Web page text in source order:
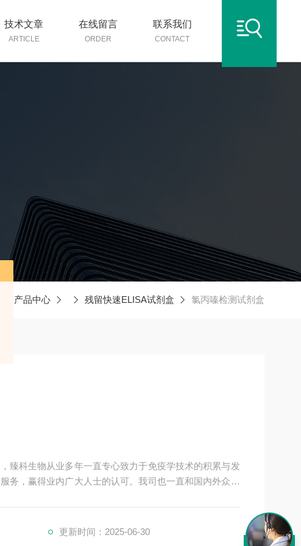
技术文章
ARTICLE
在线留言
ORDER
联系我们
CONTACT
产品中心 残留快速ELISA试剂盒 氯丙嗪检测试剂盒
臻科生物从业多年一直专心致力于免疫学技术的积累与发
务，赢得业内广大人士的认可。我司也一直和国内外众多
更新时间：2025-06-30